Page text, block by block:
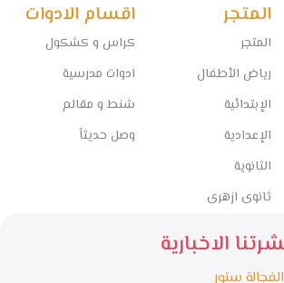
المتجر
المتجر
رياض الأطفال
الإبتدائية
الإعدادية
الثانوية
ثانوى ازهرى
اقسام الادوات
كراس و كشكول
ادوات مدرسية
شنط و مقالم
وصل حديثاً
الاخبارية
ستور